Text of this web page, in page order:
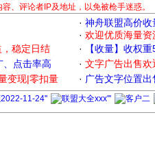
、评论者IP及地址，以免被枪手迷惑。
· 神舟联盟高价收
· 欢迎优质海量资
，稳定日结 ·
【收量】收权
、点击率高 · 文字广告出售欢
变现|零扣量 · 广告文字位置